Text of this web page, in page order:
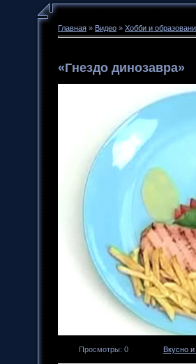
Главная » Видео » Хобби и
«Гнездо динозавра»
Просмотры: 0 Вкусно